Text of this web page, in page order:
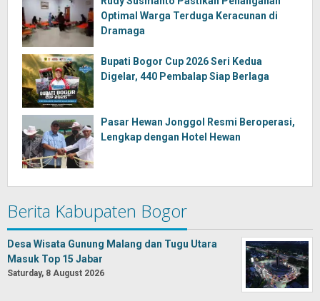
Optimal Warga Terduga Keracunan di
Dramaga
Bupati Bogor Cup 2026 Seri Kedua
Digelar, 440 Pembalap Siap Berlaga
Pasar Hewan Jonggol Resmi Beroperasi,
Lengkap dengan Hotel Hewan
Berita Kabupaten Bogor
Desa Wisata Gunung Malang dan Tugu Utara
Masuk Top 15 Jabar
Saturday, 8 August 2026